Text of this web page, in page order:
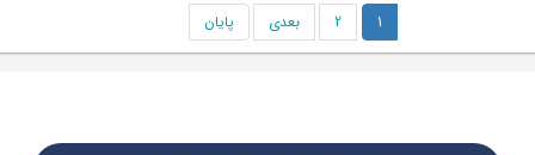
1
2 بعدی پایان